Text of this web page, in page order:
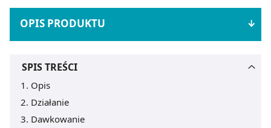
OPIS PRODUKTU
SPIS TREŚCI
Opis
Działanie
Dawkowanie